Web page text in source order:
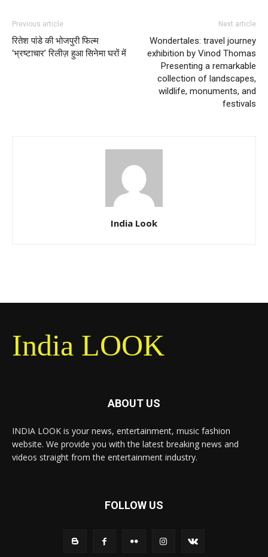
Previous article
रितेश पांडे की भोजपुरी फिल्म
‘भ्रष्टाचार’ रिलीज़ हुआ सिनेमा घरों में
Next article
Wondertales: travel journey
exhibition by Vinod Thomas
Presenting a remarkable
collection of landscapes,
wildlife, monuments, and
festivals
India Look
India LOOK
ABOUT US
INDIA LOOK is your news, entertainment, music fashion
website. We provide you with the latest breaking news and
videos straight from the entertainment industry.
FOLLOW US